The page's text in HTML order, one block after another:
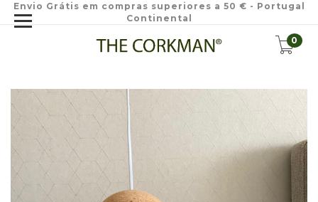
Envio Grátis em compras superiores a 50 € - Portugal
Continental
0